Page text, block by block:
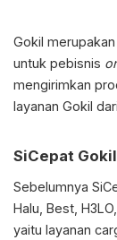
Gokil
untuk pebisnis
mengirimkan
layanan Gokil
SiCepat
Sebelumnya
Halu, Best,
yaitu layanan